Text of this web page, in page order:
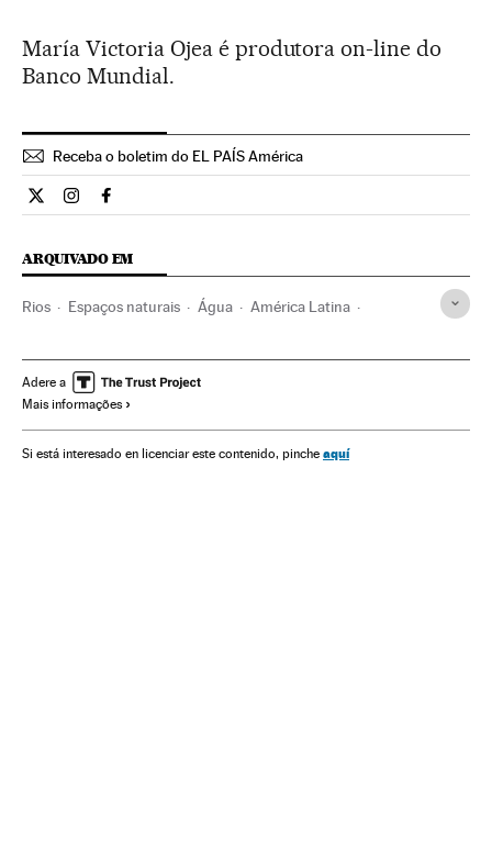
María Victoria Ojea é produtora on-line do
Banco Mundial.
Receba o boletim do EL PAÍS América
Internacional El País Brasil en Twitter
Internacional El País Brasil en Instagram
Internacional El País Brasil en Facebook
ARQUIVADO EM
Rios Espaços naturais Água América Latina
Meio ambiente Planeta Futuro
Adere a
Mais informações
Si está interesado en licenciar este contenido, pinche aquí